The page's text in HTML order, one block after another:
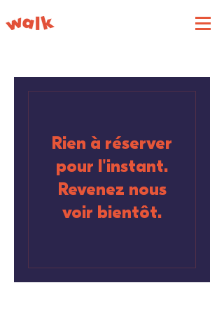
Rien à réserver
pour l'instant.
Revenez nous
voir bientôt.